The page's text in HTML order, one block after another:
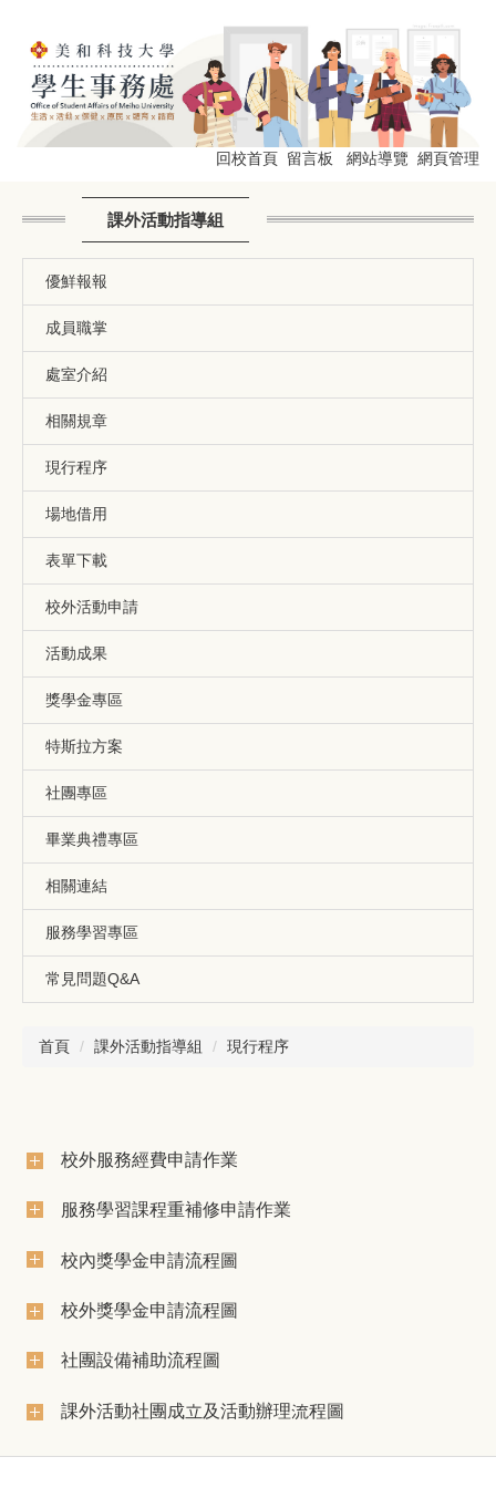
回校首頁 留言板 網站導覽 網頁管理
課外活動指導組
優鮮報報
成員職掌
處室介紹
相關規章
現行程序
場地借用
表單下載
校外活動申請
活動成果
獎學金專區
特斯拉方案
社團專區
畢業典禮專區
相關連結
服務學習專區
常見問題Q&A
首頁 課外活動指導組 現行程序
校外服務經費申請作業
服務學習課程重補修申請作業
校內獎學金申請流程圖
校外獎學金申請流程圖
社團設備補助流程圖
課外活動社團成立及活動辦理流程圖